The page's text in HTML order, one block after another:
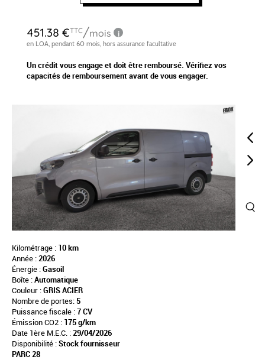
Un crédit vous engage et doit être remboursé. Vérifiez vos
capacités de remboursement avant de vous engager.
Kilométrage : 10 km
Année :2026
Énergie :Gasoil
Boîte :Automatique
Couleur :GRIS ACIER
Nombre de portes:5
Puissance fiscale :7 CV
Émission CO2 : 175 g/km
Date 1ère M.E.C. :29/04/2026
Disponibilité :Stock fournisseur
PARC 28